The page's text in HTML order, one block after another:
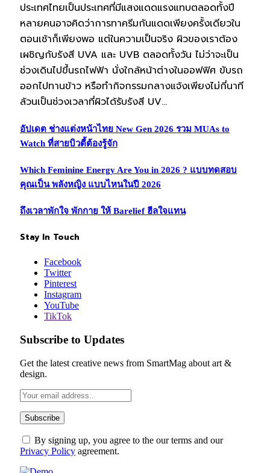
ประเทศไทยเป็นประเทศที่มีแสงแดดแรงแทบตลอดทั้งปี
หลายคนอาจคิดว่าการทาครีมกันแดดเพียงครั้งเดียวใน
ตอนเช้าก็เพียงพอ แต่ในความเป็นจริง ผิวของเราต้อง
เผชิญกับรังสี UVA และ UVB ตลอดทั้งวัน ไม่ว่าจะเป็น
ช่วงเดินไปขึ้นรถไฟฟ้า นั่งใกล้หน้าต่างในออฟฟิศ ขับรถ
ออกไปทานข้าว หรือทำกิจกรรมกลางแจ้งเพียงไม่กี่นาที
ล้วนเป็นช่วงเวลาที่ผิวได้รับรังสี UV…
อัปเดต ช่างแต่งหน้าไทย New Gen 2026 รวม MUAs to
Watch ที่สายบิวตี้ต้องรู้จัก
Which Feminine Energy Are You in 2026 ? แบบทดสอบ
คุณเป็น พลังหญิง แบบไหนในปี 2026
ถึงเวลาพักใจ พักกาย ให้ Barelief ฮีลใจแทน
Stay In Touch
Facebook
Twitter
Pinterest
Instagram
YouTube
TikTok
Subscribe to Updates
Get the latest creative news from SmartMag about art &
design.
By signing up, you agree to the our terms and our
Privacy Policy agreement.